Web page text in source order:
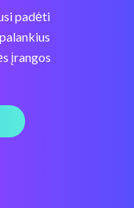
padėti
įrangos